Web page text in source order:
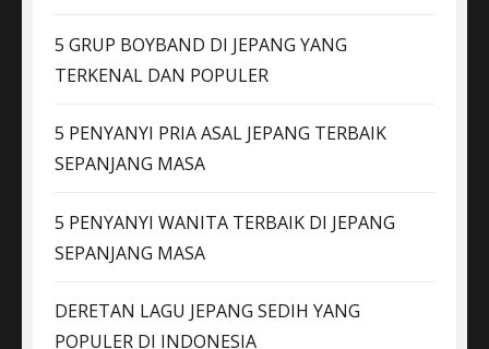
5 GRUP BOYBAND DI JEPANG YANG
TERKENAL DAN POPULER
5 PENYANYI PRIA ASAL JEPANG TERBAIK
SEPANJANG MASA
5 PENYANYI WANITA TERBAIK DI JEPANG
SEPANJANG MASA
DERETAN LAGU JEPANG SEDIH YANG
POPULER DI INDONESIA